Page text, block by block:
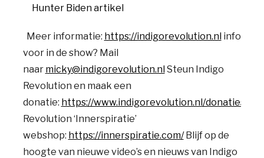
Hunter Biden artikel
Meer informatie: https://indigorevolution.nlinfo
voor in de show? Mail
naar micky@indigorevolution.nlSteun Indigo
Revolution en maak een
donatie: https://www.indigorevolution.nl/donaties/
Revolution ‘Innerspiratie’
webshop: https://innerspiratie.com/Blijf op de
hoogte van nieuwe video’s en nieuws van Indigo